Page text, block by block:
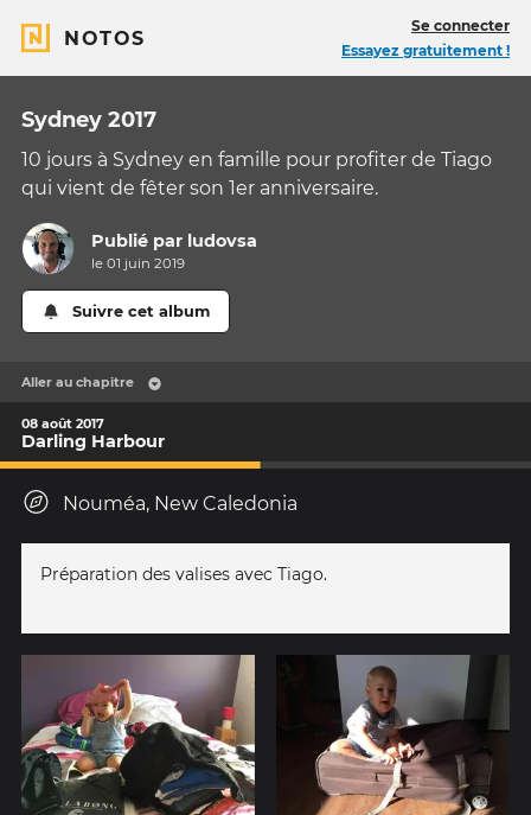
NOTOS
Se connecter
Essayez gratuitement !
Sydney 2017
10 jours à Sydney en famille pour profiter de Tiago
qui vient de fêter son 1er anniversaire.
Publié par ludovsa
le 01 juin 2019
Suivre cet album
Aller au chapitre
08 août 2017
Darling Harbour
Nouméa, New Caledonia
Préparation des valises avec Tiago.